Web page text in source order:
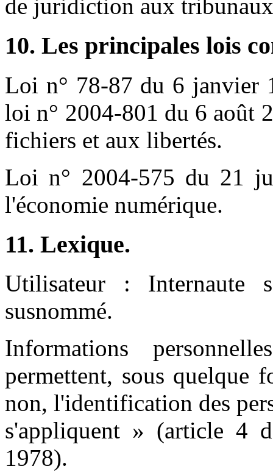
de juridiction aux
10. Les principales lois
Loi n° 78-87 du 6 janvier
loi n° 2004-801 du 6 août
fichiers et aux libertés.
Loi n° 2004-575 du 21
l'économie numérique.
11. Lexique.
Utilisateur : Internaute
susnommé.
Informations
permettent, sous quelque
non, l'identification des
s'appliquent » (article 4
1978).